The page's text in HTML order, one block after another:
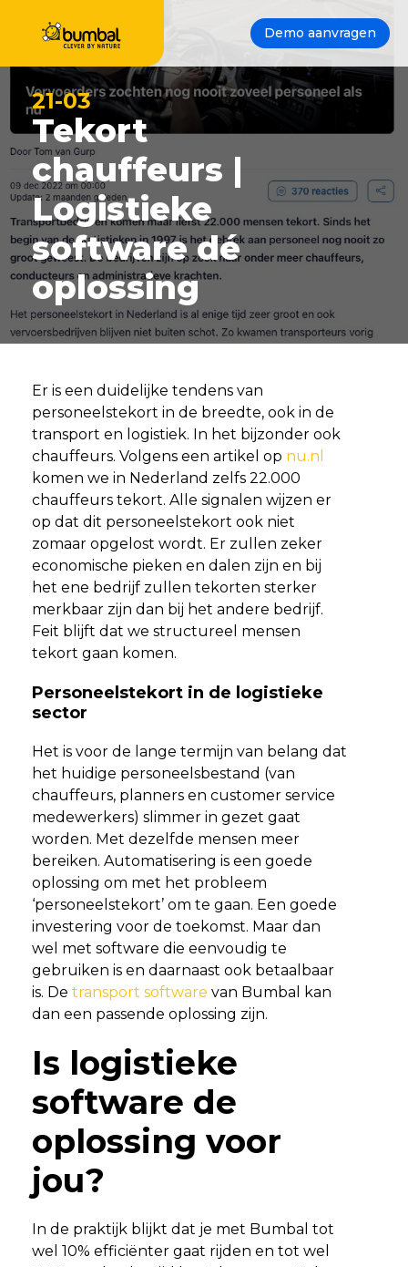
Demo aanvragen
21-03
Tekort
chauffeurs |
Logistieke
software dé
oplossing
Er is een duidelijke tendens van
personeelstekort in de breedte, ook in de
transport en logistiek. In het bijzonder ook
chauffeurs. Volgens een artikel op nu.nl
komen we in Nederland zelfs 22.000
chauffeurs tekort. Alle signalen wijzen er
op dat dit personeelstekort ook niet
zomaar opgelost wordt. Er zullen zeker
economische pieken en dalen zijn en bij
het ene bedrijf zullen tekorten sterker
merkbaar zijn dan bij het andere bedrijf.
Feit blijft dat we structureel mensen
tekort gaan komen.
Personeelstekort in de logistieke
sector
Het is voor de lange termijn van belang dat
het huidige personeelsbestand (van
chauffeurs, planners en customer service
medewerkers) slimmer in gezet gaat
worden. Met dezelfde mensen meer
bereiken. Automatisering is een goede
oplossing om met het probleem
‘personeelstekort’ om te gaan. Een goede
investering voor de toekomst. Maar dan
wel met software die eenvoudig te
gebruiken is en daarnaast ook betaalbaar
is. De transport software van Bumbal kan
dan een passende oplossing zijn.
Is logistieke
software de
oplossing voor
jou?
In de praktijk blijkt dat je met Bumbal tot
wel 10% efficiënter gaat rijden en tot wel